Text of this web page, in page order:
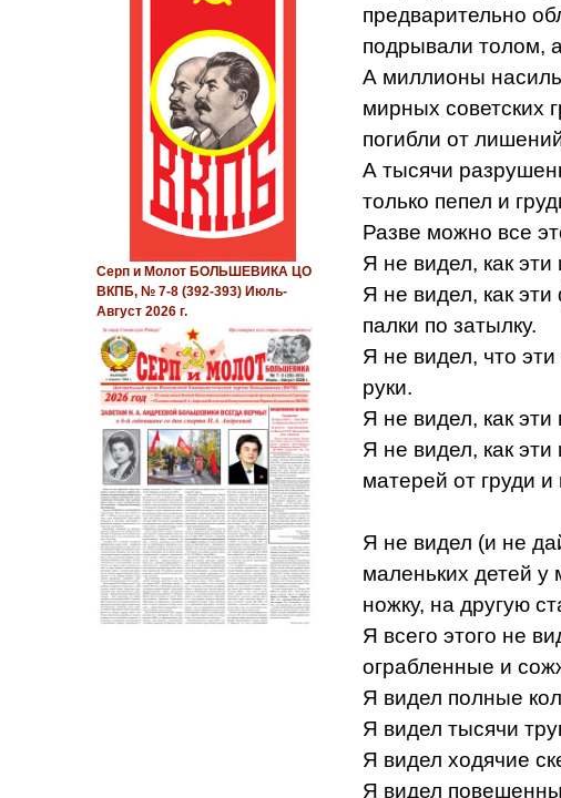
предварительно
подрывали толом,
А миллионы
мирных советских
погибли от
А тысячи
только пепел и
Разве можно все
Я не видел, как эти
Я не видел, как
палки по затылку.
Я не видел, что
руки.
Я не видел, как
Я не видел, как
матерей от груди и
Я не видел (и не
маленьких детей у
ножку, на другую
Я всего этого не
ограбленные и
Я видел полные
Я видел тысячи
Я видел ходячие
Я видел
Серп и Молот БОЛЬШЕВИКА ЦО
ВКПБ, № 7-8 (392-393) Июль-
Август 2026 г.